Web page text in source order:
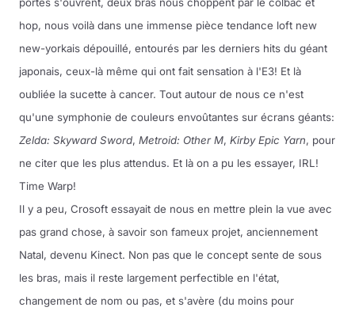
hop, nous voilà dans une immense pièce tendance loft new
new-yorkais dépouillé, entourés par les derniers hits du géant
japonais, ceux-là même qui ont fait sensation à l'E3! Et là
oubliée la sucette à cancer. Tout autour de nous ce n'est
qu'une symphonie de couleurs envoûtantes sur écrans géants:
Zelda: Skyward Sword, Metroid: Other M, Kirby Epic Yarn, pour
ne citer que les plus attendus. Et là on a pu les essayer, IRL!
Time Warp!
Il y a peu, Crosoft essayait de nous en mettre plein la vue avec
pas grand chose, à savoir son fameux projet, anciennement
Natal, devenu Kinect. Non pas que le concept sente de sous
les bras, mais il reste largement perfectible en l'état,
changement de nom ou pas, et s'avère (du moins pour